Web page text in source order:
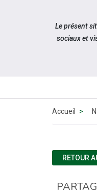
Aller au contenu
Accueil
RETOUR
Le présent
sociaux et